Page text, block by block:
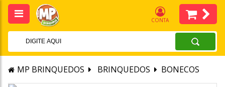
CONTA
MP BRINQUEDOS BRINQUEDOS BONECOS